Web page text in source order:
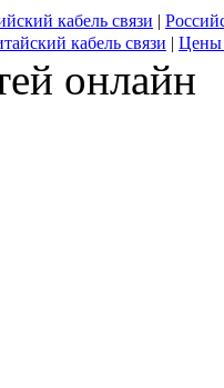
кабель связи |
кабель связи | Цены
онлайн